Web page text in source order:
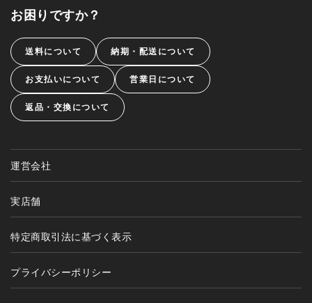
お困りですか？
送料について 納期・配送について
お支払いについて 営業日について
返品・交換について
運営会社
実店舗
特定商取引法に基づく表示
プライバシーポリシー